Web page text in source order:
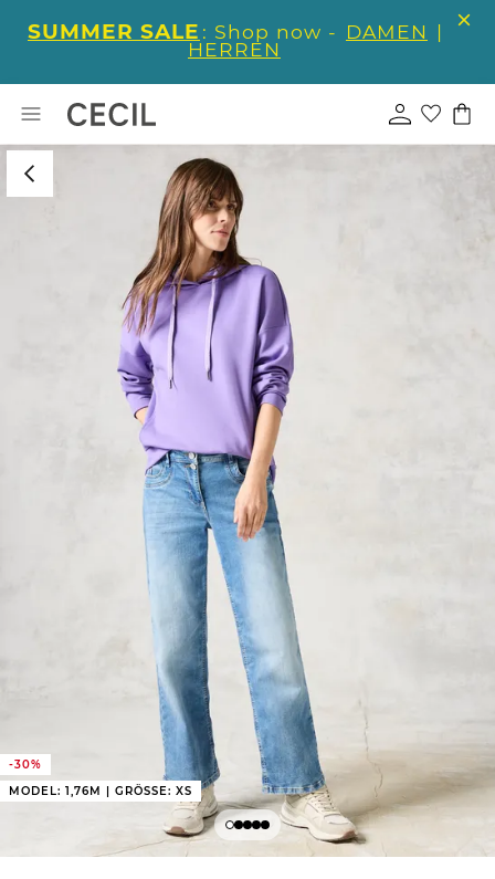
SUMMER SALE : Shop now - DAMEN |
HERREN
-30%
MODEL: 1,76M | GRÖSSE: XS